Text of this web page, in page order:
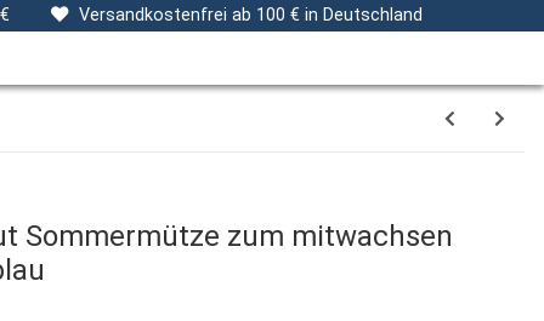
Versandkostenfrei ab 100 € in Deutschland
Stoffe Gutscheine Verpackungsservice
Sommermütze zum mitwachsen